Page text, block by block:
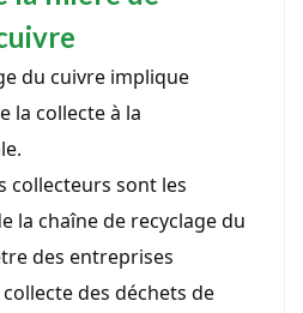
du cuivre implique
la collecte à la
collecteurs sont les
la chaîne de recyclage du
des entreprises
des déchets de